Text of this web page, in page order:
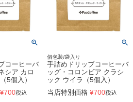
コーヒーバ
シア カロ
5個入）
¥700税込
個包装/袋入り
手詰めドリップコーヒーバ
ッグ・コロンビア クラシ
ック ウイラ（5個入）
当店特別価格 ¥700税込